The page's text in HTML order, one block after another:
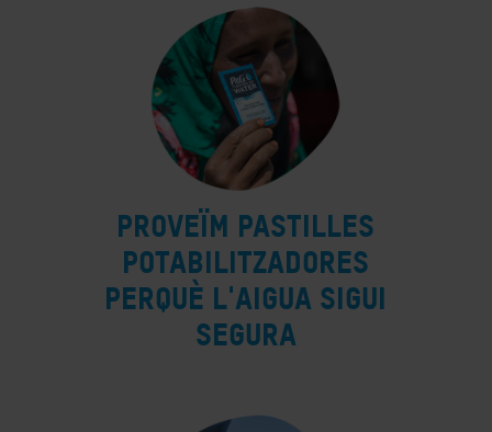
Proveïm pastilles
potabilitzadores
perquè l'aigua sigui
segura